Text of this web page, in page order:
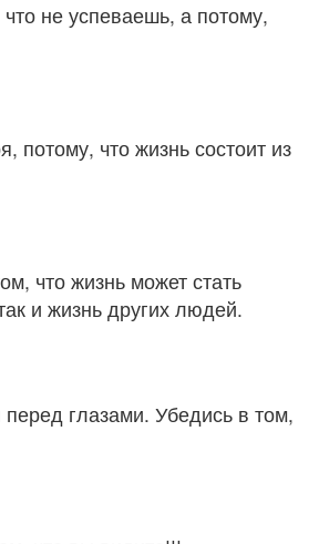
не успеваешь, а потому,
потому, что жизнь состоит из
что жизнь может стать
и жизнь других людей.
глазами. Убедись в том,